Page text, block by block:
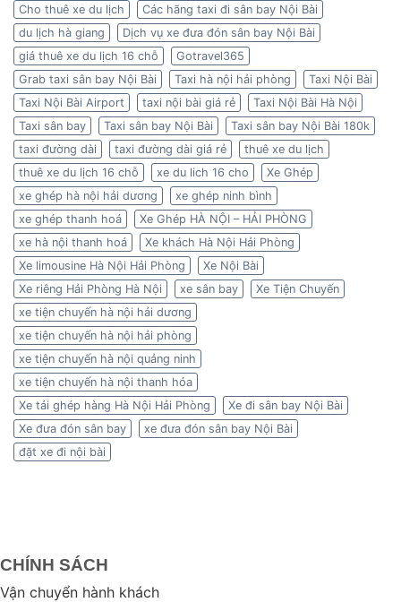
Cho thuê xe du lịch
Các hãng taxi đi sân bay Nội Bài
du lịch hà giang
Dịch vụ xe đưa đón sân bay Nội Bài
giá thuê xe du lịch 16 chỗ
Gotravel365
Grab taxi sân bay Nội Bài
Taxi hà nội hải phòng
Taxi Nội Bài
Taxi Nội Bài Airport
taxi nội bài giá rẻ
Taxi Nội Bài Hà Nội
Taxi sân bay
Taxi sân bay Nội Bài
Taxi sân bay Nội Bài 180k
taxi đường dài
taxi đường dài giá rẻ
thuê xe du lịch
thuê xe du lịch 16 chỗ
xe du lich 16 cho
Xe Ghép
xe ghép hà nội hải dương
xe ghép ninh bình
xe ghép thanh hoá
Xe Ghép HÀ NỘI – HẢI PHÒNG
xe hà nội thanh hoá
Xe khách Hà Nội Hải Phòng
Xe limousine Hà Nội Hải Phòng
Xe Nội Bài
Xe riêng Hải Phòng Hà Nội
xe sân bay
Xe Tiện Chuyến
xe tiện chuyến hà nội hải dương
xe tiện chuyến hà nội hải phòng
xe tiện chuyến hà nội quảng ninh
xe tiện chuyến hà nội thanh hóa
Xe tải ghép hàng Hà Nội Hải Phòng
Xe đi sân bay Nội Bài
Xe đưa đón sân bay
xe đưa đón sân bay Nội Bài
đặt xe đi nội bài
CHÍNH SÁCH
Vận chuyển hành khách